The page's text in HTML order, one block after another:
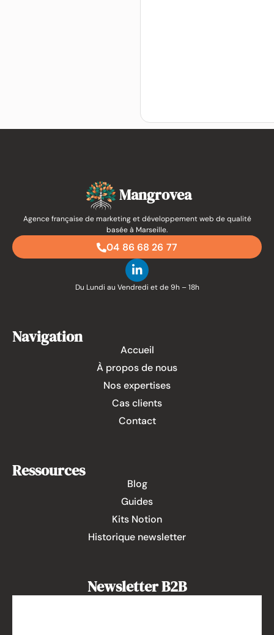
Mangrovea
Agence française de marketing et développement web de qualité
basée à Marseille.
04 86 68 26 77
Du Lundi au Vendredi et de 9h – 18h
Navigation
Accueil
À propos de nous
Nos expertises
Cas clients
Contact
Ressources
Blog
Guides
Kits Notion
Historique newsletter
Newsletter B2B